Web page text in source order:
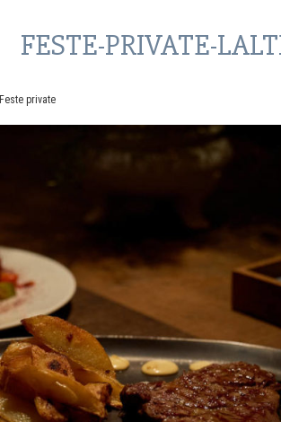
FESTE-PRIVATE-
Feste private